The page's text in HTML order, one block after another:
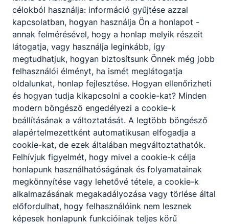
Elsődleges szempontként a varrás
megszerettetése, az érdeklődés felkeltése
és a kreatív alkotás szerepel. A technikai
hátteret az iskolában található Maker
Space műhely adja, amely gépekkel,
eszközökkel és segédanyagokkal is
nagyon jól felszerelt. A hetente ismétlődő
foglalkozások sikerének kulcsa, hogy egy-
egy alkalommal látványos sikereket
érhetnek el lelkes tanulóink, mivel izgalmas
és hasznos dolgokat varrhatnak maguknak
vagy a családnak. De készültek már
játékfigurák ajándékozásra óvodás
gyermekeknek is.
célokból használja: információ gyűjtése azzal
kapcsolatban, hogyan használja Ön a honlapot -
annak felmérésével, hogy a honlap melyik részeit
látogatja, vagy használja leginkább, így
megtudhatjuk, hogyan biztosítsunk Önnek még jobb
felhasználói élményt, ha ismét meglátogatja
oldalunkat, honlap fejlesztése. Hogyan ellenőrizheti
és hogyan tudja kikapcsolni a cookie-kat? Minden
modern böngésző engedélyezi a cookie-k
beállításának a változtatását. A legtöbb böngésző
alapértelmezettként automatikusan elfogadja a
cookie-kat, de ezek általában megváltoztathatók.
Felhívjuk figyelmét, hogy mivel a cookie-k célja
honlapunk használhatóságának és folyamatainak
megkönnyítése vagy lehetővé tétele, a cookie-k
alkalmazásának megakadályozása vagy törlése által
előfordulhat, hogy felhasználóink nem lesznek
képesek honlapunk funkcióinak teljes körű